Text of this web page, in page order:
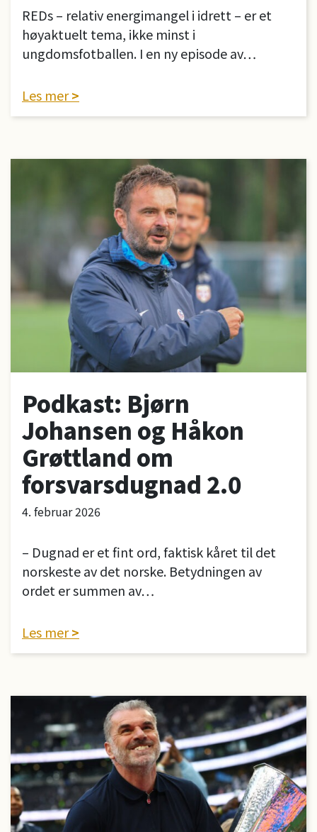
REDs – relativ energimangel i idrett – er et
høyaktuelt tema, ikke minst i
ungdomsfotballen. I en ny episode av…
Les mer
4. februar 2026
Podkast: Bjørn
Johansen og Håkon
Grøttland om
forsvarsdugnad 2.0
– Dugnad er et fint ord, faktisk kåret til det
norskeste av det norske. Betydningen av
ordet er summen av…
Les mer